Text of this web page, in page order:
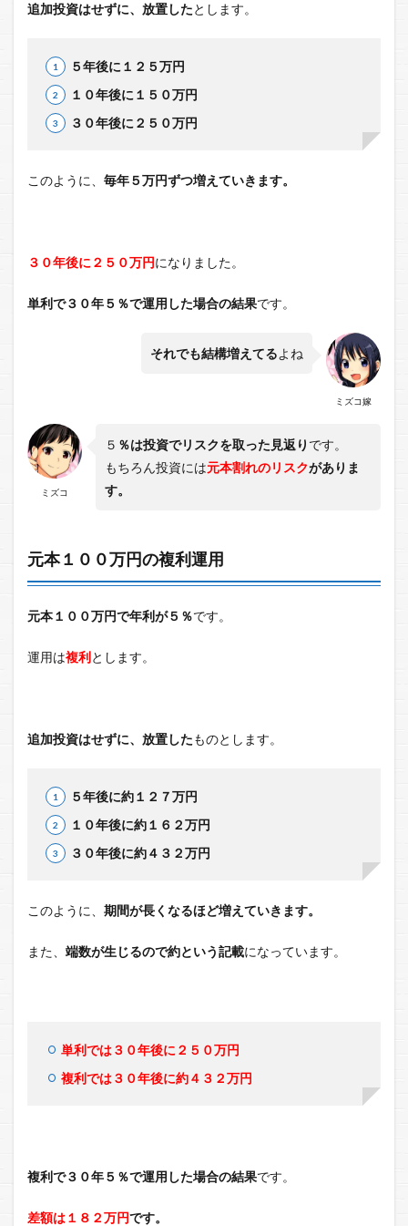
追加投資はせずに、放置したとします。
５年後に１２５万円
１０年後に１５０万円
３０年後に２５０万円
このように、 毎年５万円ずつ増えていきます。
３０年後に２５０万円になりました。
単利で３０年５％で運用した場合の結果です。
ミズコ嫁
それでも結構増えてるよね
ミズコ
５ ％は投資でリスクを取った見返り です。
もちろん投資には元本割れのリスクがありま
す。
元本１００万円の複利運用
元本１００万円で年利が５％です。
運用は複利とします。
追加投資はせずに、放置したものとします。
５年後に約１２７万円
１０年後に約１６２万円
３０年後に約４３２万円
このように、 期間が長くなるほど増えていきます。
また、 端数が生じるので約という記載になっています。
単利では３０年後に２５０万円
複利では３０年後に約４３２万円
複利で３０年５％で運用した場合の結果です。
差額は１８２万円です。